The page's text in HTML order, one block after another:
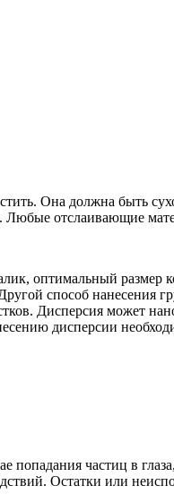
Она должна быть
отслаивающие
оптимальный
способ нанесения
Дисперсия может
дисперсии
попадания частиц в
Остатки или